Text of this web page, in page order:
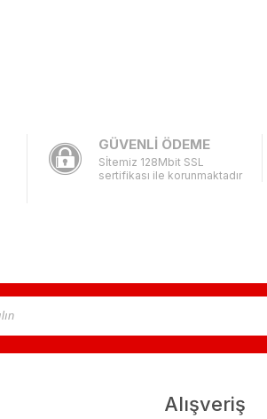
GÜVENLİ ÖDEME
Sİtemiz 128Mbit SSL
sertifikası ile korunmaktadır
Alışveriş